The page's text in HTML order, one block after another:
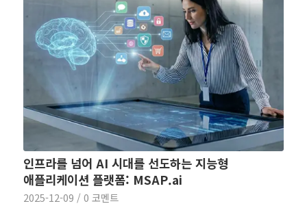
인프라를 넘어 AI 시대를 선도하는 지능형
애플리케이션 플랫폼: MSAP.ai
2025-12-09 / 0 코멘트